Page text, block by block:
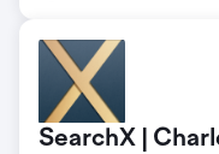
SearchX |